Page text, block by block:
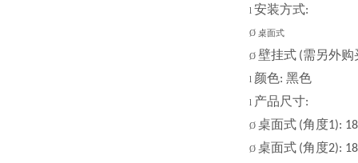
l 安装方式:
Ø 桌面式
Ø 壁挂式 (需另外购
l 颜色: 黑色
l 产品尺寸:
Ø 桌面式 (角度1):
Ø 桌面式 (角度2):